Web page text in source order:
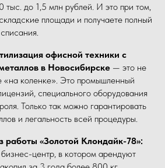
тыс. до 1,5 млн рублей. И это при том,
площади и получаете полный
офисной техники с
в Новосибирске — это не
«на коленке». Это промышленный
специального оборудования
Только так можно гарантировать
и легальность всей процедуры.
работы «Золотой Клондайк-78»:
центр, в котором арендуют